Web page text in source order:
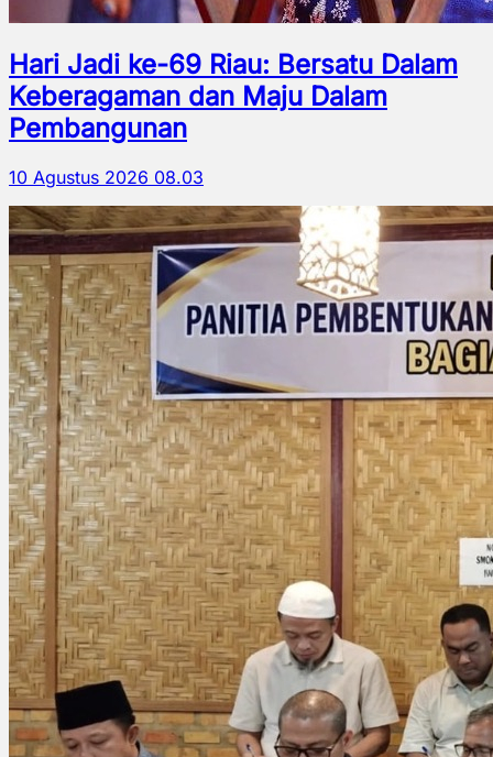
Hari Jadi ke-69 Riau: Bersatu Dalam
Keberagaman dan Maju Dalam
Pembangunan
10 Agustus 2026 08.03